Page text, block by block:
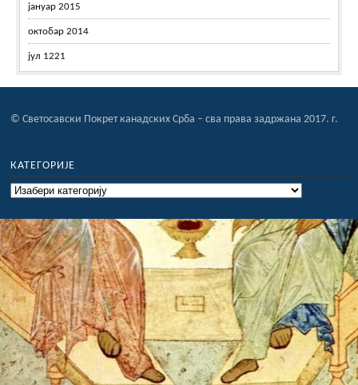
јануар 2015
октобар 2014
јул 1221
© Светосавски Покрет канадских Срба – сва права задржана 2017. г.
КАТЕГОРИЈЕ
Категорије